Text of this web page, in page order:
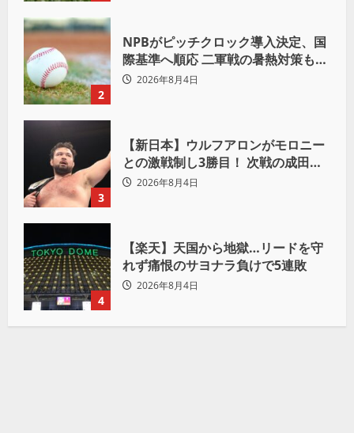
2
NPBがピッチクロック導入決定、国
際基準へ順応 二軍戦の暑熱対策も柔
軟運用へ
2026年8月4日
3
【新日本】ウルフアロンがモロニー
との激戦制し3勝目！ 次戦の成田蓮
へ宣言「アイツの王道を俺の王道で
2026年8月4日
4
【楽天】天国から地獄…リードを守
れず痛恨のサヨナラ負けで5連敗
2026年8月4日